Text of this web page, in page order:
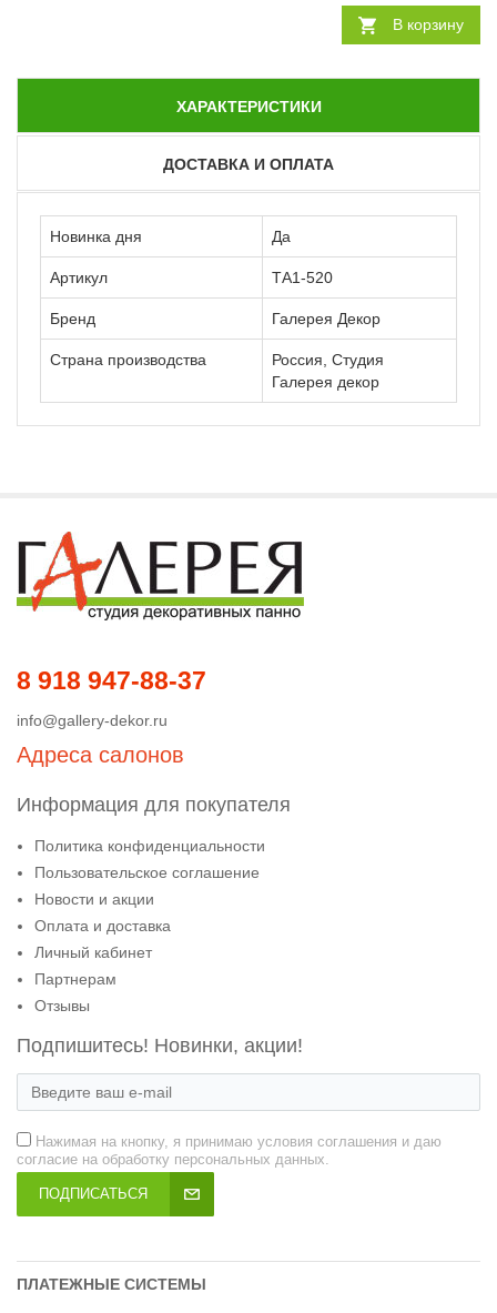
В корзину
ХАРАКТЕРИСТИКИ
ДОСТАВКА И ОПЛАТА
Новинка дня Да
Артикул ТА1-520
Бренд Галерея Декор
Страна производства
Россия, Студия
Галерея декор
8 918 947-88-37
info@gallery-dekor.ru
Адреса салонов
Информация для покупателя
Политика конфиденциальности
Пользовательское соглашение
Новости и акции
Оплата и доставка
Личный кабинет
Партнерам
Отзывы
Подпишитесь! Новинки, акции!
Нажимая на кнопку, я принимаю условия соглашения и даю
согласие на обработку персональных данных.
ПОДПИСАТЬСЯ
ПЛАТЕЖНЫЕ СИСТЕМЫ